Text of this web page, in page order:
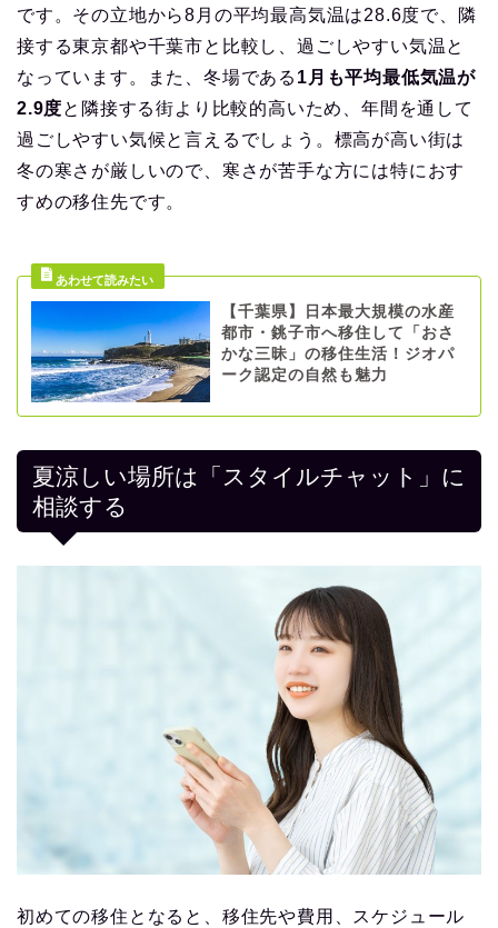
です。その立地から8月の平均最高気温は28.6度で、隣
接する東京都や千葉市と比較し、過ごしやすい気温と
なっています。また、冬場である 1月も平均最低気温が
2.9度と隣接する街より比較的高いため、年間を通して
過ごしやすい気候と言えるでしょう。標高が高い街は
冬の寒さが厳しいので、寒さが苦手な方には特におす
すめの移住先です。
【千葉県】日本最大規模の水産
都市・銚子市へ移住して「おさ
かな三昧」の移住生活！ジオパ
ーク認定の自然も魅力
夏涼しい場所は「スタイルチャット」に
相談する
初めての移住となると、移住先や費用、スケジュール